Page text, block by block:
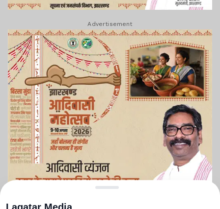
Advertisement